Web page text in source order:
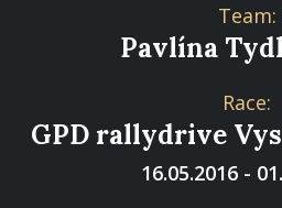
Team:
Pavlína
Race:
GPD rallydrive
16.05.2016 -